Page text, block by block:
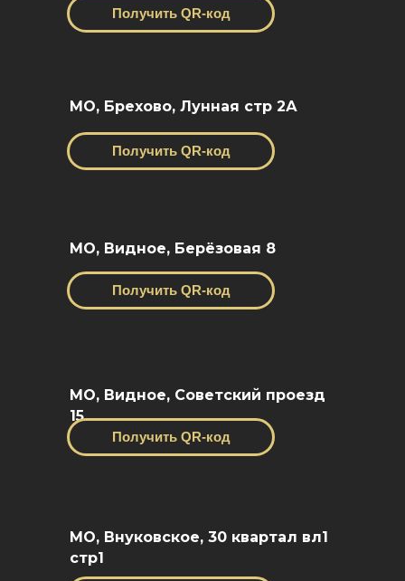
Получить QR-код
МО, Брехово, Лунная стр 2А
Получить QR-код
МО, Видное, Берёзовая 8
Получить QR-код
МО, Видное, Советский проезд
15
Получить QR-код
МО, Внуковское, 30 квартал вл1
стр1